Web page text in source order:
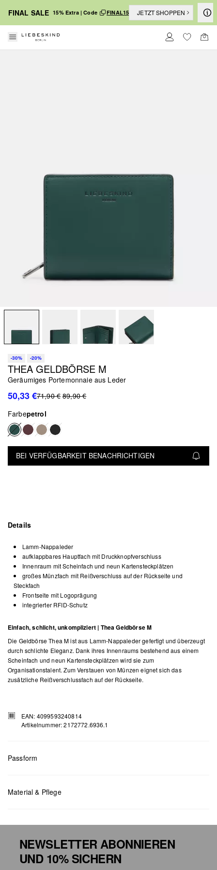
FINAL SALE 15% Extra | Code FINAL15 JETZT SHOPPEN
-30% -20%
THEA GELDBÖRSE M
Geräumiges Portemonnaie aus Leder
50,33 €71,90 € 89,90 €
Farbepetrol
BEI VERFÜGBARKEIT BENACHRICHTIGEN
Details
Lamm-Nappaleder
aufklappbares Hauptfach mit Druckknopfverschluss
Innenraum mit Scheinfach und neun Kartensteckplätzen
großes Münzfach mit Reißverschluss auf der Rückseite und
Steckfach
Frontseite mit Logoprägung
integrierter RFID-Schutz
Einfach, schlicht, unkompliziert | Thea Geldbörse M
Die Geldbörse Thea M ist aus Lamm-Nappaleder gefertigt und überzeugt
durch schlichte Eleganz. Dank ihres Innenraums bestehend aus einem
Scheinfach und neun Kartensteckplätzen wird sie zum
Organisationstalent. Zum Verstauen von Münzen eignet sich das
zusätzliche Reißverschlussfach auf der Rückseite.
EAN: 4099593240814
Artikelnummer: 2172772.6936.1
Passform
Material & Pflege
NEWSLETTER ABONNIEREN
UND 10% SICHERN